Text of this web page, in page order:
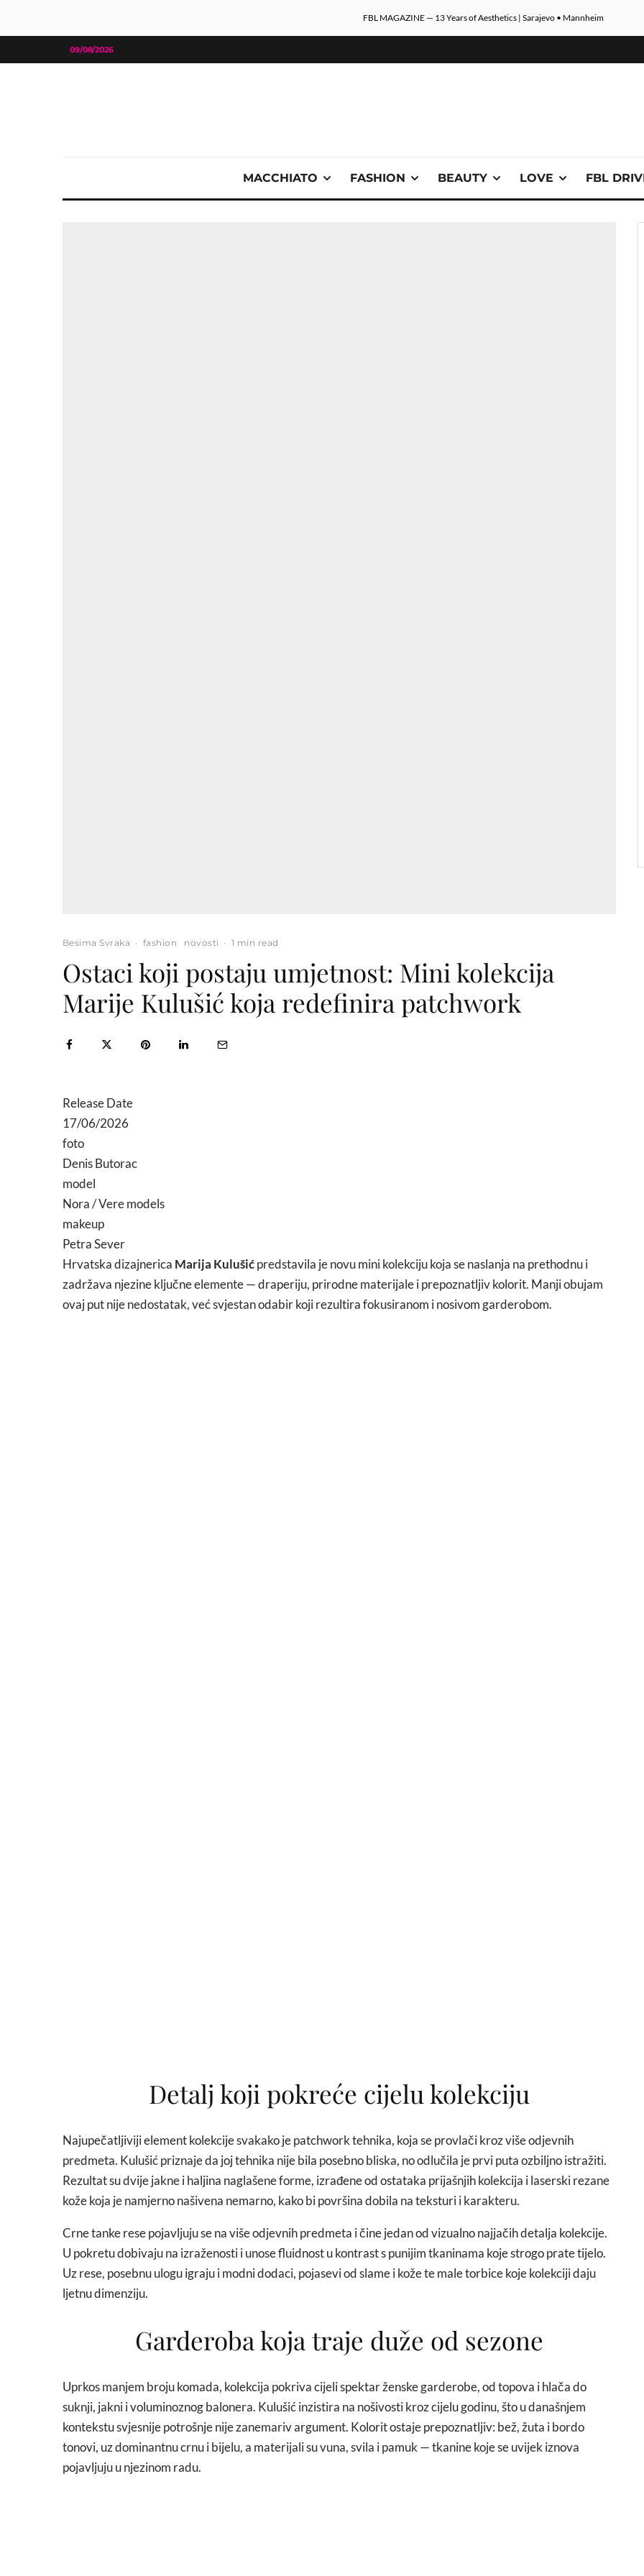
FBL MAGAZINE — 13 Years of Aesthetics | Sarajevo • Mannheim
09/08/2026
MACCHIATO FASHION BEAUTY LOVE FBL
Besima Svraka · fashion novosti · 1 min read
Ostaci koji postaju umjetnost: Mini kolekcija
Marije Kulušić koja redefinira patchwork
Release Date
17/06/2026
foto
Denis Butorac
model
Nora / Vere models
makeup
Petra Sever
Hrvatska dizajnerica Marija Kulušićpredstavila je novu mini kolekciju koja se naslanja na prethodnu i
zadržava njezine ključne elemente — draperiju, prirodne materijale i prepoznatljiv kolorit. Manji obujam
ovaj put nije nedostatak, već svjestan odabir koji rezultira fokusiranom i nosivom garderobom.
Detalj koji pokreće cijelu kolekciju
Najupečatljiviji element kolekcije svakako je patchwork tehnika, koja se provlači kroz više odjevnih
predmeta. Kulušić priznaje da joj tehnika nije bila posebno bliska, no odlučila je prvi puta ozbiljno istražiti.
Rezultat su dvije jakne i haljina naglašene forme, izrađene od ostataka prijašnjih kolekcija i laserski rezane
kože koja je namjerno našivena nemarno, kako bi površina dobila na teksturi i karakteru.
Crne tanke rese pojavljuju se na više odjevnih predmeta i čine jedan od vizualno najjačih detalja kolekcije.
U pokretu dobivaju na izraženosti i unose fluidnost u kontrast s punijim tkaninama koje strogo prate tijelo.
Uz rese, posebnu ulogu igraju i modni dodaci, pojasevi od slame i kože te male torbice koje kolekciji daju
ljetnu dimenziju.
Garderoba koja traje duže od sezone
Uprkos manjem broju komada, kolekcija pokriva cijeli spektar ženske garderobe, od topova i hlača do
suknji, jakni i voluminoznog balonera. Kulušić inzistira na nošivosti kroz cijelu godinu, što u današnjem
kontekstu svjesnije potrošnje nije zanemariv argument. Kolorit ostaje prepoznatljiv: bež, žuta i bordo
tonovi, uz dominantnu crnu i bijelu, a materijali su vuna, svila i pamuk — tkanine koje se uvijek iznova
pojavljuju u njezinom radu.